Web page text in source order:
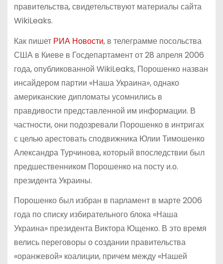
правительства, свидетельствуют материалы сайта
WikiLeaks.
Как пишет РИА Новости, в телеграмме посольства
США в Киеве в Госдепартамент от 28 апреля 2006
года, опубликованной WikiLeaks, Порошенко назван
инсайдером партии «Наша Украина», однако
американские дипломаты усомнились в
правдивости представленной им информации. В
частности, они подозревали Порошенко в интригах
с целью арестовать сподвижника Юлии Тимошенко
Александра Турчинова, который впоследствии был
предшественником Порошенко на посту и.о.
президента Украины.
Порошенко был избран в парламент в марте 2006
года по списку избирательного блока «Наша
Украина» президента Виктора Ющенко. В это время
велись переговоры о создании правительства
«оранжевой» коалиции, причем между «Нашей